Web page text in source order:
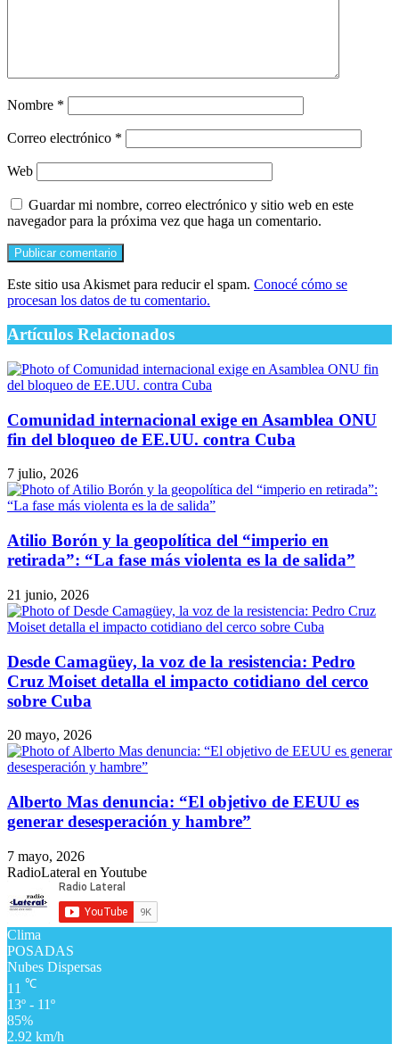
Nombre *
Correo electrónico *
Web
Guardar mi nombre, correo electrónico y sitio web en este
navegador para la próxima vez que haga un comentario.
Este sitio usa Akismet para reducir el spam. Conocé cómo se
procesan los datos de tu comentario.
Artículos Relacionados
Comunidad internacional exige en Asamblea ONU
fin del bloqueo de EE.UU. contra Cuba
7 julio, 2026
Atilio Borón y la geopolítica del “imperio en
retirada”: “La fase más violenta es la de salida”
21 junio, 2026
Desde Camagüey, la voz de la resistencia: Pedro
Cruz Moiset detalla el impacto cotidiano del cerco
sobre Cuba
20 mayo, 2026
Alberto Mas denuncia: “El objetivo de EEUU es
generar desesperación y hambre”
7 mayo, 2026
RadioLateral en Youtube
Clima
POSADAS
Nubes Dispersas
11 ℃
13º - 11º
85%
2.92 km/h